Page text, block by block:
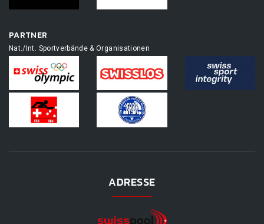
PARTNER
Nat./Int. Sportverbände & Organisationen
ADRESSE